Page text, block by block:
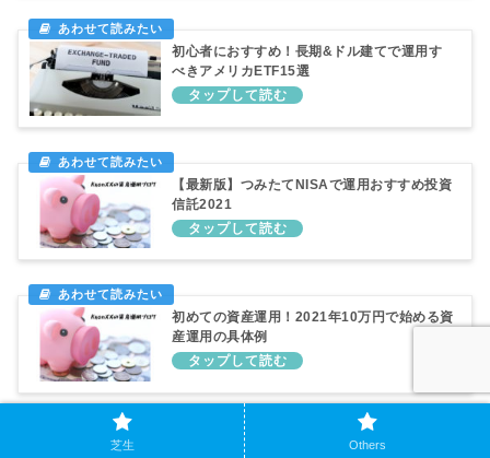
初心者におすすめ！長期&ドル建てで運用す
べきアメリカETF15選
【最新版】つみたてNISAで運用おすすめ投資
信託2021
初めての資産運用！2021年10万円で始める資
産運用の具体例
SNSでシェアお願いします！！
芝生 Others